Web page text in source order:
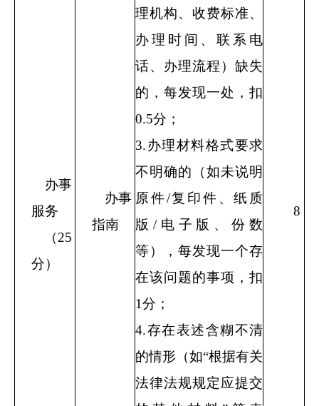
办事
服务
（25
分）
办事
指南
理机构、收费标准、
办理时间、联系电
话、办理流程）缺失
的，每发现一处，扣
0.5分；
3.办理材料格式要求
不明确的（如未说明
原件/复印件、纸质
版 /电子版、份数
等），每发现一个存
在该问题的事项，扣
1分；
4.存在表述含糊不清
的情形（如“根据有关
法律法规规定应提交
8